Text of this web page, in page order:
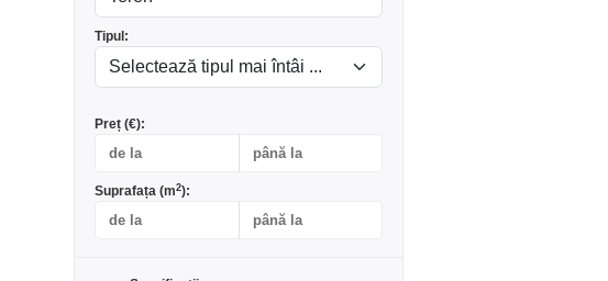
Tipul:
Preț (€):
Suprafața (m2):